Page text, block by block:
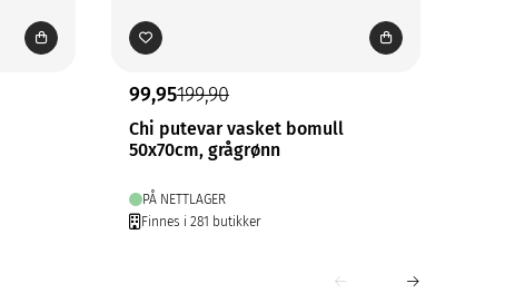
99,95199,90
Chi putevar vasket bomull
50x70cm, grågrønn
PÅ NETTLAGER
Finnes i 281 butikker